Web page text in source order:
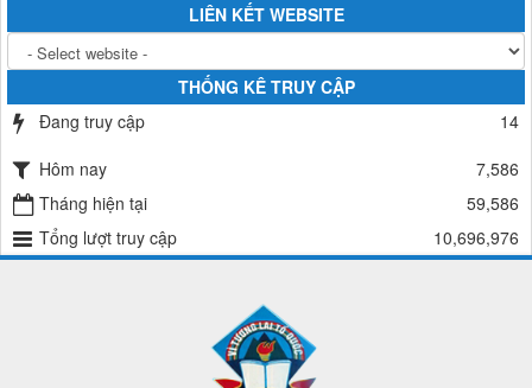
LIÊN KẾT WEBSITE
THỐNG KÊ TRUY CẬP
Đang truy cập
14
Hôm nay
7,586
Tháng hiện tại
59,586
Tổng lượt truy cập
10,696,976